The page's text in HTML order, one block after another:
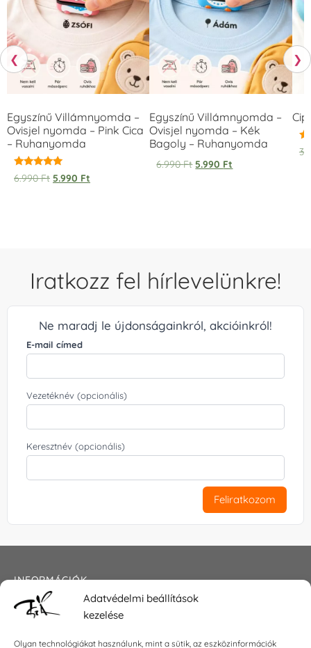
Adatvédelmi beállítások
kezelése
Olyan technológiákat használunk, mint a sütik, az eszközinformációk
❮
Egyszínű Villámnyomda –
Ovisjel nyomda – Pink Cica
– Ruhanyomda
Értékelés:
5.00
6.990Ft 5.990 Ft
Egyszínű Villámnyomda –
Ovisjel nyomda – Kék
Bagoly – Ruhanyomda
6.990Ft 5.990 Ft
❯
Iratkozz fel hírlevelünkre!
Ne maradj le újdonságainkról, akcióinkról!
E-mail címed
Vezetéknév (opcionális)
Keresztnév (opcionális)
Feliratkozom
INFORMÁCIÓK
Általános szerződési feltételek
Impresszum